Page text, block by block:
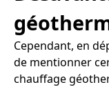
Cependant, en
de mentionner
chauffage